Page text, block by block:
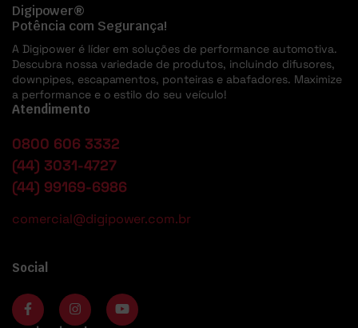
Digipower®
Potência com Segurança!
A Digipower é líder em soluções de performance automotiva.
Descubra nossa variedade de produtos, incluindo difusores,
downpipes, escapamentos, ponteiras e abafadores. Maximize
a performance e o estilo do seu veículo!
Atendimento
0800 606 3332
(44) 3031-4727
(44) 99169-6986
comercial@digipower.com.br
Social